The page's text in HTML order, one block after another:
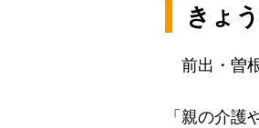
きょ
前出・曽
「親の介